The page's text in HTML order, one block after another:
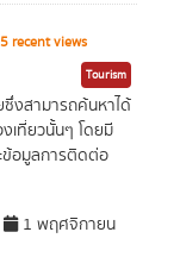
5 recent views
Tourism
ซึ่งสามารถค้นหาได้
ที่ยวนั้นๆ โดยมี
ข้อมูลการติดต่อ
1 พฤศจิกายน